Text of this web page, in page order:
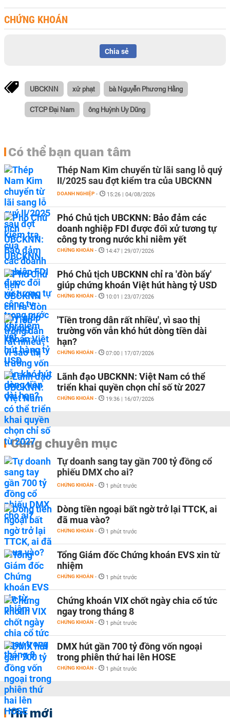
CHỨNG KHOÁN
Chia sẻ
UBCKNN xử phạt bà Nguyễn Phương Hằng
CTCP Đại Nam ông Huỳnh Uy Dũng
Có thể bạn quan tâm
Thép Nam Kim chuyển từ lãi sang lỗ quý
II/2025 sau đợt kiểm tra của UBCKNN
DOANH NGHIỆP - 15:26 | 04/08/2026
Phó Chủ tịch UBCKNN: Bảo đảm các
doanh nghiệp FDI được đối xử tương tự
công ty trong nước khi niêm yết
CHỨNG KHOÁN - 14:47 | 29/07/2026
Phó Chủ tịch UBCKNN chỉ ra 'đòn bẩy'
giúp chứng khoán Việt hút hàng tỷ USD
CHỨNG KHOÁN - 10:01 | 23/07/2026
'Tiền trong dân rất nhiều', vì sao thị
trường vốn vẫn khó hút dòng tiền dài
hạn?
CHỨNG KHOÁN - 07:00 | 17/07/2026
Lãnh đạo UBCKNN: Việt Nam có thể
triển khai quyền chọn chỉ số từ 2027
CHỨNG KHOÁN - 19:36 | 16/07/2026
Cùng chuyên mục
Tự doanh sang tay gần 700 tỷ đồng cổ
phiếu DMX cho ai?
CHỨNG KHOÁN - 1 phút trước
Dòng tiền ngoại bất ngờ trở lại TTCK, ai
đã mua vào?
CHỨNG KHOÁN - 1 phút trước
Tổng Giám đốc Chứng khoán EVS xin từ
nhiệm
CHỨNG KHOÁN - 1 phút trước
Chứng khoán VIX chốt ngày chia cổ tức
ngay trong tháng 8
CHỨNG KHOÁN - 1 phút trước
DMX hút gần 700 tỷ đồng vốn ngoại
trong phiên thứ hai lên HOSE
CHỨNG KHOÁN - 1 phút trước
Tin mới